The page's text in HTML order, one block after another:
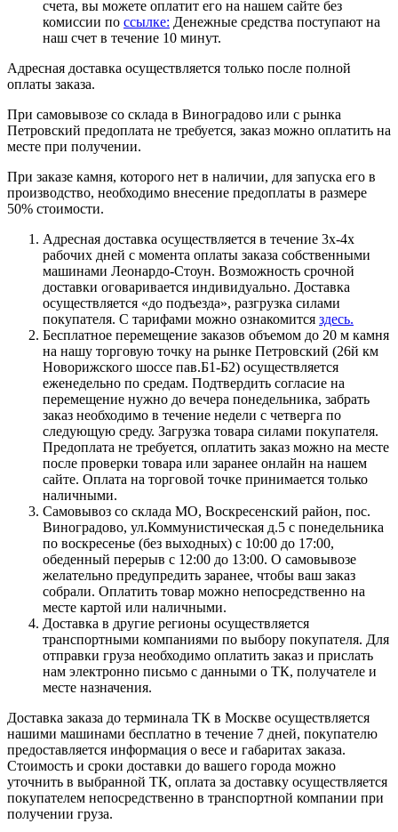
счета, вы можете оплатит его на нашем сайте без
комиссии по ссылке: Денежные средства поступают на
наш счет в течение 10 минут.
Адресная доставка осуществляется только после полной
оплаты заказа.
При самовывозе со склада в Виноградово или с рынка
Петровский предоплата не требуется, заказ можно оплатить на
месте при получении.
При заказе камня, которого нет в наличии, для запуска его в
производство, необходимо внесение предоплаты в размере
50% стоимости.
Адресная доставка осуществляется в течение 3х-4х
рабочих дней с момента оплаты заказа собственными
машинами Леонардо-Стоун. Возможность срочной
доставки оговаривается индивидуально. Доставка
осуществляется «до подъезда», разгрузка силами
покупателя. С тарифами можно ознакомится здесь.
Бесплатное перемещение заказов объемом до 20 м камня
на нашу торговую точку на рынке Петровский (26й км
Новорижского шоссе пав.Б1-Б2) осуществляется
еженедельно по средам. Подтвердить согласие на
перемещение нужно до вечера понедельника, забрать
заказ необходимо в течение недели с четверга по
следующую среду. Загрузка товара силами покупателя.
Предоплата не требуется, оплатить заказ можно на месте
после проверки товара или заранее онлайн на нашем
сайте. Оплата на торговой точке принимается только
наличными.
Самовывоз со склада МО, Воскресенский район, пос.
Виноградово, ул.Коммунистическая д.5 с понедельника
по воскресенье (без выходных) с 10:00 до 17:00,
обеденный перерыв с 12:00 до 13:00. О самовывозе
желательно предупредить заранее, чтобы ваш заказ
собрали. Оплатить товар можно непосредственно на
месте картой или наличными.
Доставка в другие регионы осуществляется
транспортными компаниями по выбору покупателя. Для
отправки груза необходимо оплатить заказ и прислать
нам электронно письмо с данными о ТК, получателе и
месте назначения.
Доставка заказа до терминала ТК в Москве осуществляется
нашими машинами бесплатно в течение 7 дней, покупателю
предоставляется информация о весе и габаритах заказа.
Стоимость и сроки доставки до вашего города можно
уточнить в выбранной ТК, оплата за доставку осуществляется
покупателем непосредственно в транспортной компании при
получении груза.